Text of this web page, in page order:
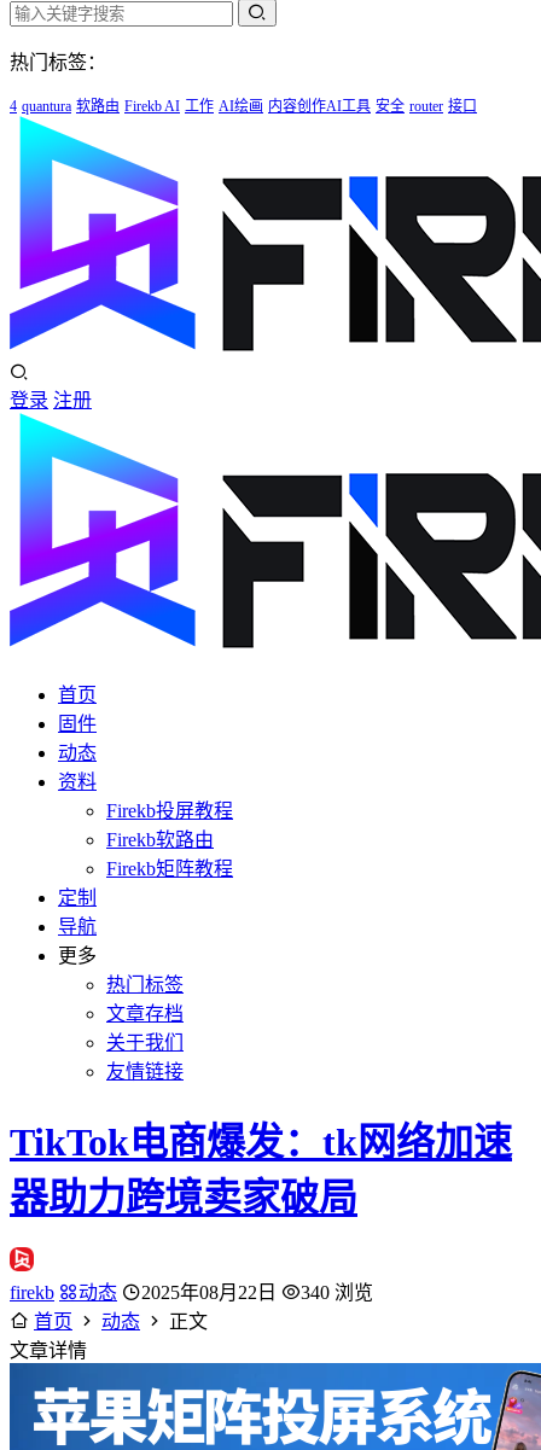
热门标签：
4 quantura 软路由 Firekb AI 工作 AI绘画 内容创作AI工具 安全 router 接口
登录 注册
首页
固件
动态
资料
Firekb投屏教程
Firekb软路由
Firekb矩阵教程
定制
导航
更多
热门标签
文章存档
关于我们
友情链接
TikTok电商爆发：tk网络加速
器助力跨境卖家破局
firekb 动态 2025年08月22日
340 浏览
首页
动态
正文
文章详情